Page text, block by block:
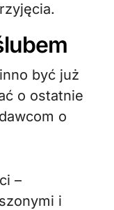
być już
o ostatnie
o
–
i